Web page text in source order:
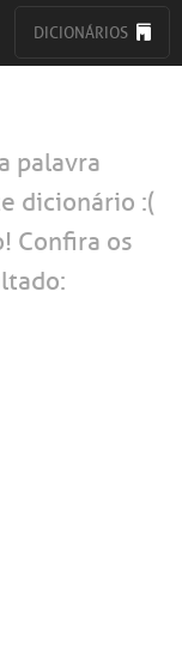
DICIONÁRIOS
palavra
dicionário :(
Confira os